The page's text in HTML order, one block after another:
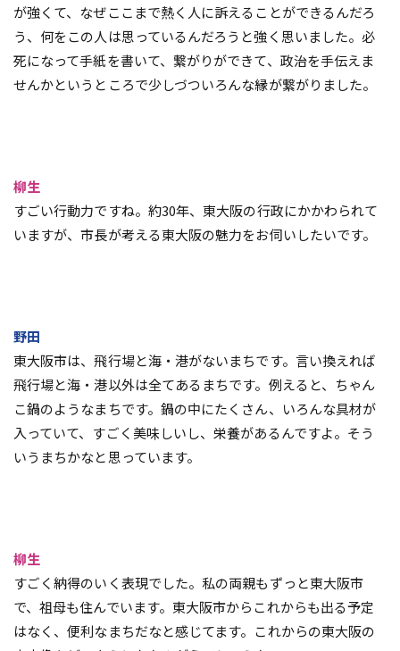
が強くて、なぜここまで熱く人に訴えることができるんだろ
う、何をこの人は思っているんだろうと強く思いました。必
死になって手紙を書いて、繋がりができて、政治を手伝えま
せんかというところで少しづついろんな縁が繋がりました。
柳生
すごい行動力ですね。約30年、東大阪の行政にかかわられて
いますが、市長が考える東大阪の魅力をお伺いしたいです。
野田
東大阪市は、飛行場と海・港がないまちです。言い換えれば
飛行場と海・港以外は全てあるまちです。例えると、ちゃん
こ鍋のようなまちです。鍋の中にたくさん、いろんな具材が
入っていて、すごく美味しいし、栄養があるんですよ。そう
いうまちかなと思っています。
柳生
すごく納得のいく表現でした。私の両親もずっと東大阪市
で、祖母も住んでいます。東大阪市からこれからも出る予定
はなく、便利なまちだなと感じてます。これからの東大阪の